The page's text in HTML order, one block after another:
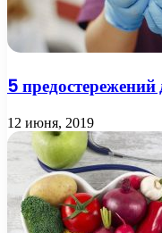
5
12 июня, 2019